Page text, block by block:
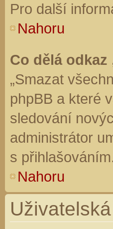
Pro další
Nahoru
Co dělá
„Smazat
phpBB a které
sledování
administrátor
s
Nahoru